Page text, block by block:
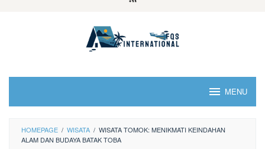
MENU
HOMEPAGE / WISATA / WISATA TOMOK: MENIKMATI KEINDAHAN
ALAM DAN BUDAYA BATAK TOBA